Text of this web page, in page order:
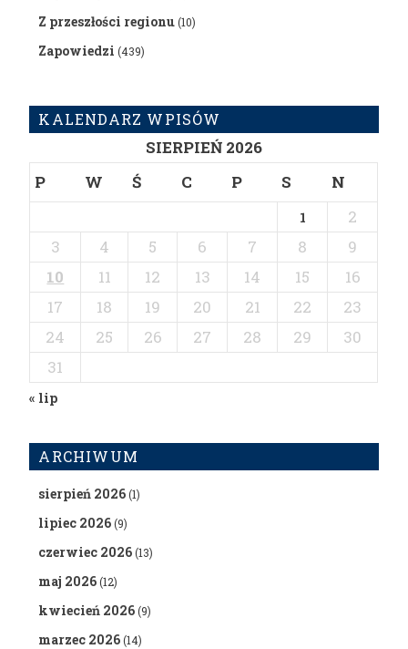
Z przeszłości regionu(10)
Zapowiedzi (439)
KALENDARZ WPISÓW
SIERPIEŃ 2026
P
W Ś C P S N
1
2
3
4 5 6 7 8
9
10
11 12 13 14 15
16
17
18 19 20 21 22
23
24
25 26 27 28 29
30
31
« lip
ARCHIWUM
sierpień 2026(1)
lipiec 2026(9)
czerwiec 2026(13)
maj 2026(12)
kwiecień 2026(9)
marzec 2026(14)